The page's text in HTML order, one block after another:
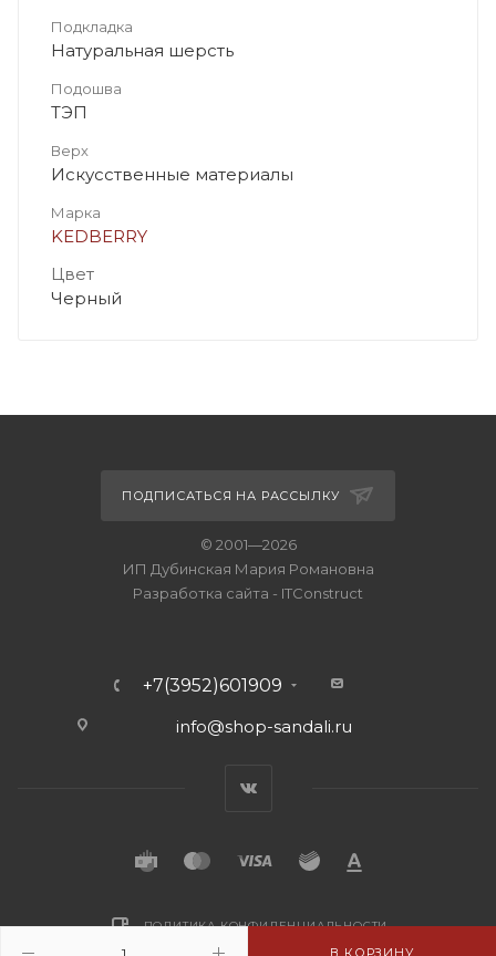
В КОРЗИНУ
Подкладка
Натуральная шерсть
Подошва
ТЭП
Верх
Искусственные материалы
Марка
KEDBERRY
Цвет
Черный
ПОДПИСАТЬСЯ НА РАССЫЛКУ
© 2001—2026
ИП Дубинская Мария Романовна
Разработка сайта - ITConstruct
+7(3952)601909
info@shop-sandali.ru
ПОЛИТИКА КОНФИДЕНЦИАЛЬНОСТИ